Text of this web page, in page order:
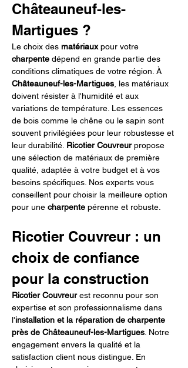
Châteauneuf-les-
Martigues ?
Le choix des matériaux pour votre
charpente dépend en grande partie des
conditions climatiques de votre région. À
Châteauneuf-les-Martigues , les matériaux
doivent résister à l'humidité et aux
variations de température. Les essences
de bois comme le chêne ou le sapin sont
souvent privilégiées pour leur robustesse et
leur durabilité. Ricotier Couvreur propose
une sélection de matériaux de première
qualité, adaptée à votre budget et à vos
besoins spécifiques. Nos experts vous
conseillent pour choisir la meilleure option
pour une charpente pérenne et robuste.
Ricotier Couvreur : un
choix de confiance
pour la construction
Ricotier Couvreur est reconnu pour son
expertise et son professionnalisme dans
l'installation et la réparation de charpente
près de Châteauneuf-les-Martigues . Notre
engagement envers la qualité et la
satisfaction client nous distingue. En